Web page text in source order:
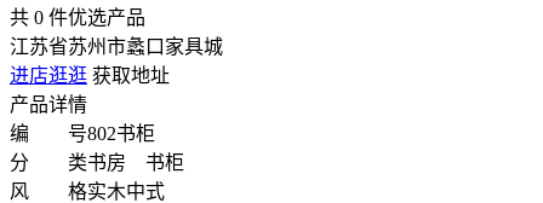
共 0 件优选产品
江苏省苏州市蠡口家具城
进店逛逛 获取地址
产品详情
编 号802书柜
分 类书房 书柜
风 格实木中式